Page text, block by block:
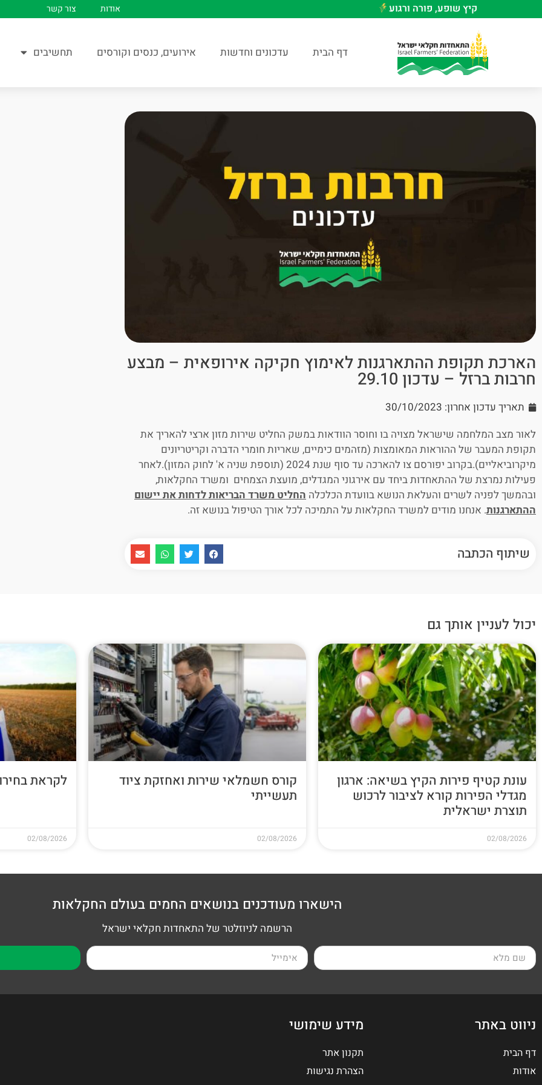
קיץ שופע, פורה ורגוע אודות צור קשר
דף הבית עדכונים וחדשות אירועים, כנסים וקורסים תחשיבים
הארכת תקופת ההתארגנות לאימוץ חקיקה אירופאית – מבצע
חרבות ברזל – עדכון 29.10
תאריך עדכון אחרון: 30/10/2023
לאור מצב המלחמה שישראל מצויה בו וחוסר הוודאות במשק החליט שירות מזון ארצי להאריך את
תקופת המעבר של ההוראות המאומצות (מזהמים כימיים, שאריות חומרי הדברה וקריטריונים
מיקרוביאליים).בקרוב יפורסם צו להארכה עד סוף שנת 2024 (תוספת שניה א' לחוק המזון).לאחר
פעילות נמרצת של ההתאחדות ביחד עם אירגוני המגדלים, מועצת הצמחים ומשרד החקלאות,
ובהמשך לפניה לשרים והעלאת הנושא בוועדת הכלכלה החליט משרד הבריאות לדחות את יישום
ההתארגנות. אנחנו מודים למשרד החקלאות על התמיכה לכל אורך הטיפול בנושא זה.
שיתוף הכתבה
יכול לעניין אותך גם
עונת קטיף פירות הקיץ בשיאה: ארגון
מגדלי הפירות קורא לציבור לרכוש
תוצרת ישראלית
02/08/2026
קורס חשמלאי שירות ואחזקת ציוד
תעשייתי
02/08/2026
לקראת בחירות
02/08/2026
הישארו מעודכנים בנושאים החמים בעולם החקלאות
הרשמה לניוזלטר של התאחדות חקלאי ישראל
ניווט באתר
דף הבית
אודות
מידע שימושי
תקנון אתר
הצהרת נגישות